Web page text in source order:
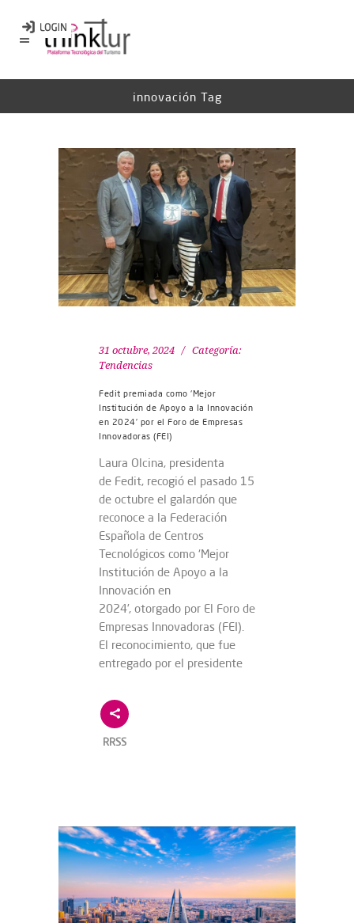
innovación Tag
31 octubre, 2024
Categoría:
Tendencias
Fedit premiada como ‘Mejor
Institución de Apoyo a la Innovación
en 2024’ por el Foro de Empresas
Innovadoras (FEI)
Laura Olcina, presidenta
de Fedit, recogió el pasado 15
de octubre el galardón que
reconoce a la Federación
Española de Centros
Tecnológicos como ‘Mejor
Institución de Apoyo a la
Innovación en
2024’, otorgado por El Foro de
Empresas Innovadoras (FEI).
El reconocimiento, que fue
entregado por el presidente
RRSS